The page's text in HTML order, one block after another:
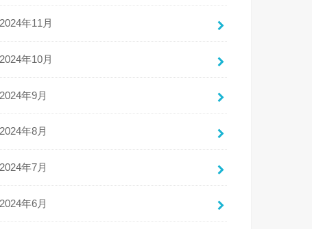
2024年11月
2024年10月
2024年9月
2024年8月
2024年7月
2024年6月